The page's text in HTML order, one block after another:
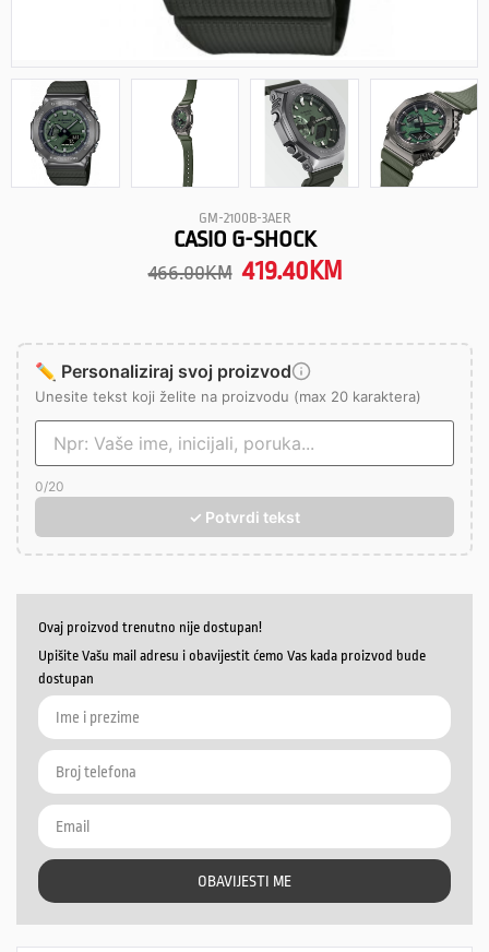
GM-2100B-3AER
CASIO G-SHOCK
466.00KM 419.40 KM
✏️ Personaliziraj svoj proizvod
Unesite tekst koji želite na proizvodu (max 20 karaktera)
0/20
✓ Potvrdi tekst
Ovaj proizvod trenutno nije dostupan!
Upišite Vašu mail adresu i obavijestit ćemo Vas kada proizvod bude
dostupan
OBAVIJESTI ME